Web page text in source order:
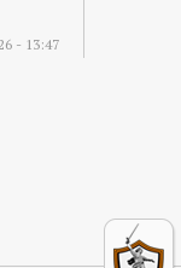
- 13:47